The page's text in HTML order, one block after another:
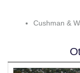
Cushman &